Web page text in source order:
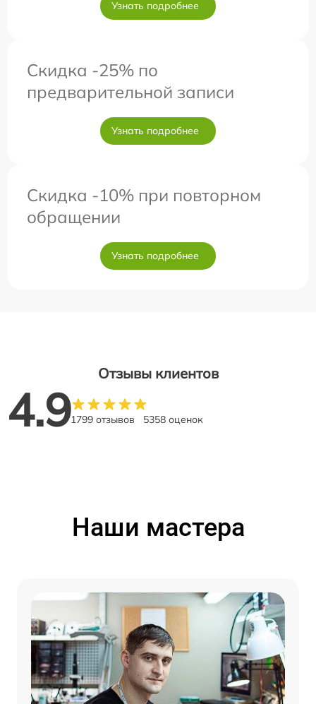
Узнать подробнее
Скидка -25% по
предварительной записи
Узнать подробнее
Скидка -10% при повторном
обращении
Узнать подробнее
Отзывы клиентов
4.91799 отзывов 5358 оценок
Наши мастера